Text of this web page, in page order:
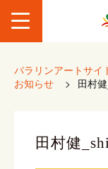
パラリンアートサイ
お知らせ
> 田村
田村健